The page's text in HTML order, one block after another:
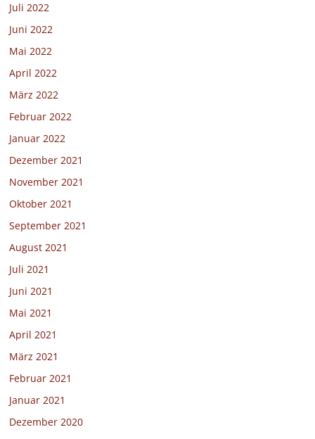
Juli 2022
Juni 2022
Mai 2022
April 2022
März 2022
Februar 2022
Januar 2022
Dezember 2021
November 2021
Oktober 2021
September 2021
August 2021
Juli 2021
Juni 2021
Mai 2021
April 2021
März 2021
Februar 2021
Januar 2021
Dezember 2020